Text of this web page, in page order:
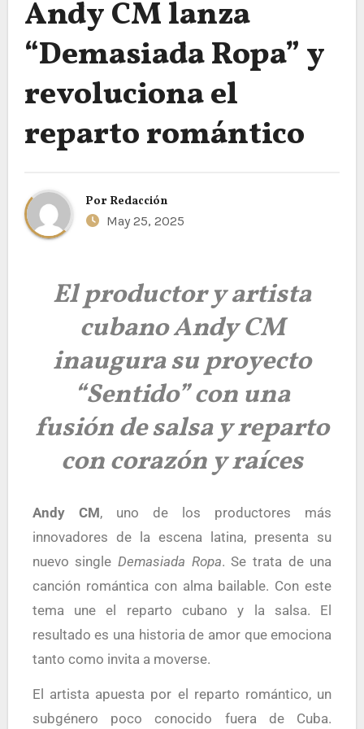
Andy CM lanza
“Demasiada Ropa” y
revoluciona el
reparto romántico
Por Redacción
May 25, 2025
El productor y artista
cubano Andy CM
inaugura su proyecto
“Sentido” con una
fusión de salsa y reparto
con corazón y raíces
Andy CM, uno de los productores más
innovadores de la escena latina, presenta su
nuevo singleDemasiada Ropa. Se trata de una
canción romántica con alma bailable. Con este
tema une el reparto cubano y la salsa. El
resultado es una historia de amor que emociona
tanto como invita a moverse.
El artista apuesta por el reparto romántico, un
subgénero poco conocido fuera de Cuba.